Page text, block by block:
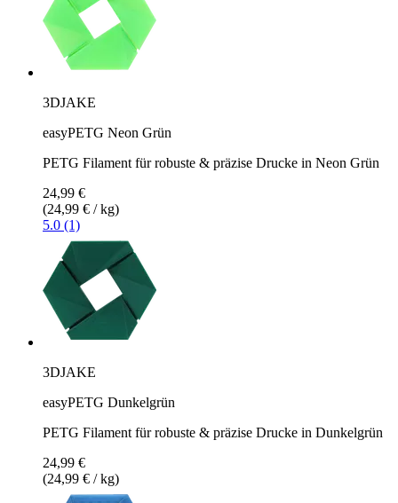
3DJAKE
easyPETG Neon Grün
PETG Filament für robuste & präzise Drucke in Neon Grün
24,99 €
(24,99 € / kg)
5.0 (1)
3DJAKE
easyPETG Dunkelgrün
PETG Filament für robuste & präzise Drucke in Dunkelgrün
24,99 €
(24,99 € / kg)